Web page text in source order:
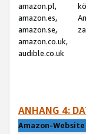
amazon.pl,
amazon.es,
amazon.se,
amazon.co.uk,
audible.co.uk
ANHANG 4:
Amazon-Website